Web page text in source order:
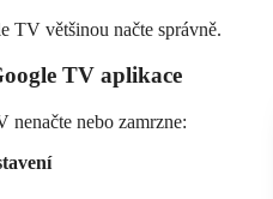
TV většinou načte správně.
TV aplikace
nenačte nebo zamrzne: